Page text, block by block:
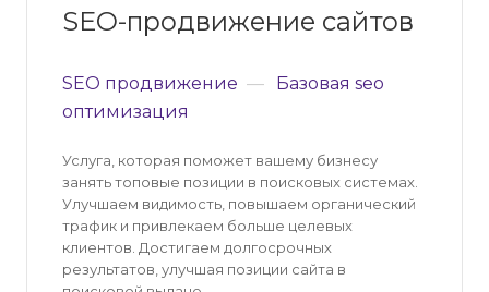
SEO-продвижение сайтов
SEO продвижение —
Базовая seo
оптимизация
Услуга, которая поможет вашему бизнесу
занять топовые позиции в поисковых системах.
Улучшаем видимость, повышаем органический
трафик и привлекаем больше целевых
клиентов. Достигаем долгосрочных
результатов, улучшая позиции сайта в